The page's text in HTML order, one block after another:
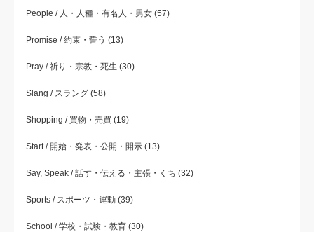
People / 人・人種・有名人・男女 (57)
Promise / 約束・誓う (13)
Pray / 祈り・宗教・死生 (30)
Slang / スラング (58)
Shopping / 買物・売買 (19)
Start / 開始・発表・公開・開示 (13)
Say, Speak / 話す・伝える・主張・くち (32)
Sports / スポーツ・運動 (39)
School / 学校・試験・教育 (30)